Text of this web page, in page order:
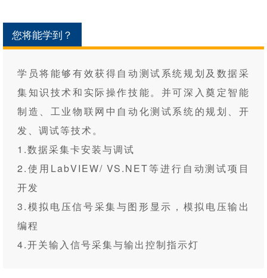
您将能学到？
学员将能够有效获得自动测试系统规划及数据采
集知识技术和实际操作技能。并可深入奠定智能
制造、工业物联网中自动化测试系统的规划、开
发、调试等技术。
1.数据采集卡安装与调试
2.使用LabVIEW/ VS.NET等进行自动测试项目
开发
3.模拟电压信号采集与图形显示，模拟电压输出
编程
4.开关输入信号采集与输出控制指示灯